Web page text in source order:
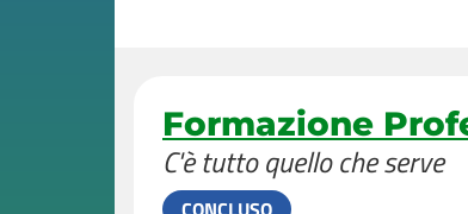
Formazione
C'è tutto quello che serve